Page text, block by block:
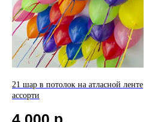
21 шар в потолок на атласной ленте
ассорти